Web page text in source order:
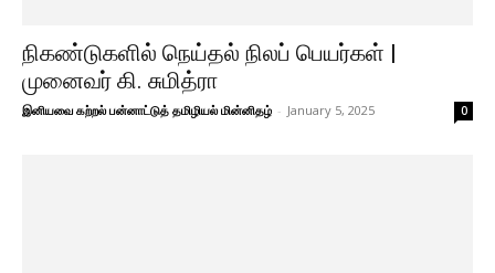
நிகண்டுகளில் நெய்தல் நிலப் பெயர்கள் |
முனைவர் கி. சுமித்ரா
இனியவை கற்றல் பன்னாட்டுத் தமிழியல் மின்னிதழ் - January 5, 2025 0